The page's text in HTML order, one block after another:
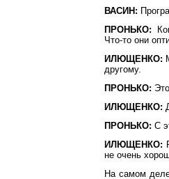
ВАСИН:
ПРОНЬКО:
Что-то они
ИЛЮЩЕНКО:
другому.
ПРОНЬКО:
ИЛЮЩЕНКО:
ПРОНЬКО: С
ИЛЮЩЕНКО:
не очень
На самом